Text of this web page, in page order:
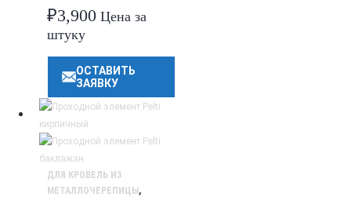
₽3,900 Цена за
штуку
ОСТАВИТЬ
ЗАЯВКУ
ДЛЯ КРОВЕЛЬ ИЗ
МЕТАЛЛОЧЕРЕПИЦЫ ,